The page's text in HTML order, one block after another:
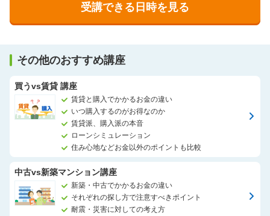
受講できる日時を見る
その他のおすすめ講座
買うvs賃貸 講座
賃貸と購入でかかるお金の違い
いつ購入するのがお得なのか
賃貸派、購入派の本音
ローンシミュレーション
住み心地などお金以外のポイントも比較
中古vs新築マンション講座
新築・中古でかかるお金の違い
それぞれの探し方で注意すべきポイント
耐震・災害に対しての考え方